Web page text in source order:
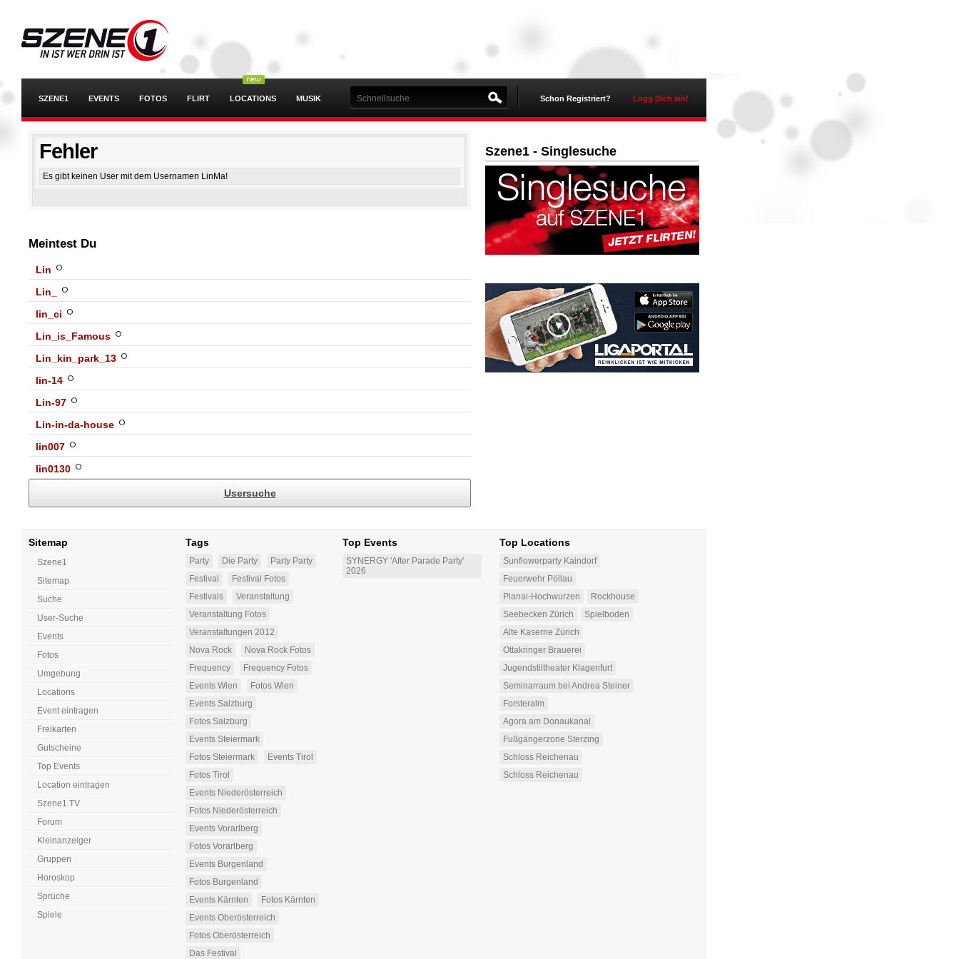
SZENE1 EVENTS FOTOS FLIRT LOCATIONS MUSIK Schon Registriert? Logg Dich ein!
Fehler
Es gibt keinen User mit dem Usernamen LinMa!
Meintest Du
Lin
Lin_
lin_ci
Lin_is_Famous
Lin_kin_park_13
lin-14
Lin-97
Lin-in-da-house
lin007
lin0130
Usersuche
Szene1 - Singlesuche
Sitemap
Szene1
Sitemap
Suche
User-Suche
Events
Fotos
Umgebung
Locations
Event eintragen
Freikarten
Gutscheine
Top Events
Location eintragen
Szene1.TV
Forum
Kleinanzeiger
Gruppen
Horoskop
Sprüche
Spiele
Tags
Party Die Party
Party Party
Festival
Festival Fotos
Festivals
Veranstaltung
Veranstaltung Fotos
Veranstaltungen 2012
Nova Rock
Nova Rock Fotos
Frequency
Frequency Fotos
Events Wien
Fotos Wien
Events Salzburg
Fotos Salzburg
Events Steiermark
Fotos Steiermark
Events Tirol
Fotos Tirol
Events Niederösterreich
Fotos Niederösterreich
Events Vorarlberg
Fotos Vorarlberg
Events Burgenland
Fotos Burgenland
Events Kärnten
Fotos Kärnten
Events Oberösterreich
Fotos Oberösterreich
Das Festival
Top Events
SYNERGY 'After Parade Party'
2026
Top Locations
Sunflowerparty Kaindorf
Feuerwehr Pöllau
Planai-Hochwurzen
Rockhouse
Seebecken Zürich
Spielboden
Alte Kaserne Zürich
Ottakringer Brauerei
Jugendstiltheater Klagenfurt
Seminarraum bei Andrea Steiner
Forsteralm
Agora am Donaukanal
Fußgängerzone Sterzing
Schloss Reichenau
Schloss Reichenau